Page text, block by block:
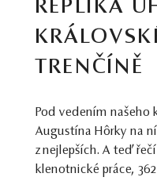
REPLIKA
TRENČÍNĚ
Pod vedením našeho
Augustína Hôrky na
z nejlepších. A teď
klenotnické práce,